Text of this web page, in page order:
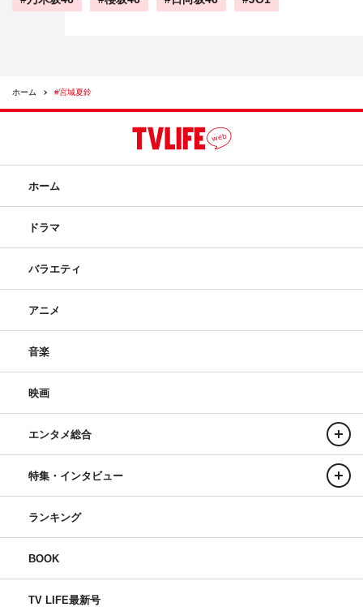
ホーム #宮城夏鈴
ホーム
ドラマ
バラエティ
アニメ
音楽
映画
エンタメ総合
特集・インタビュー
ランキング
BOOK
TV LIFE最新号